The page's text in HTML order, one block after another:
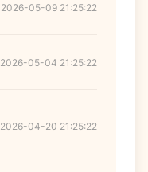
2026-05-09 21:25:22
2026-05-04 21:25:22
2026-04-20 21:25:22